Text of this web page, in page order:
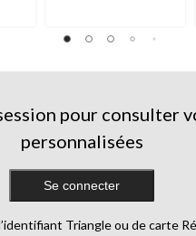
pour consulter
personnalisées
Se connecter
Triangle ou de carte